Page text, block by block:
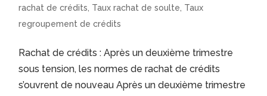
rachat de crédits, Taux rachat de soulte, Taux
regroupement de crédits
Rachat de crédits : Après un deuxième trimestre
sous tension, les normes de rachat de crédits
s’ouvrent de nouveau Après un deuxième trimestre